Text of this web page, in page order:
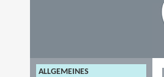
ALLGEMEINES